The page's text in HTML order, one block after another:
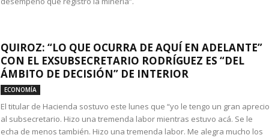
QUIROZ: “LO QUE OCURRA DE AQUÍ EN ADELANTE”
CON EL EXSUBSECRETARIO RODRÍGUEZ ES “DEL
ÁMBITO DE DECISIÓN” DE INTERIOR
ECONOMÍA
El titular de Hacienda sostuvo este lunes que “yo le tengo un gran aprecio
al subsecretario. Hizo una tremenda labor mientras estuvo acá. Se le
echa de menos también. Hizo una tremenda labor. Me alegra mucho los